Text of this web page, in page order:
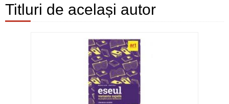
Titluri de același autor